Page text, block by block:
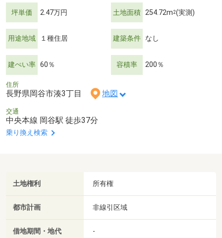
坪単価 2.47万円 土地面積 254.72m2(実測)
用途地域 １種住居 建築条件 なし
建ぺい率 60％ 容積率 200％
住所
長野県岡谷市湊3丁目 地図
交通
中央本線 岡谷駅 徒歩37分
乗り換え検索
土地権利 所有権
都市計画 非線引区域
借地期間・地代 -